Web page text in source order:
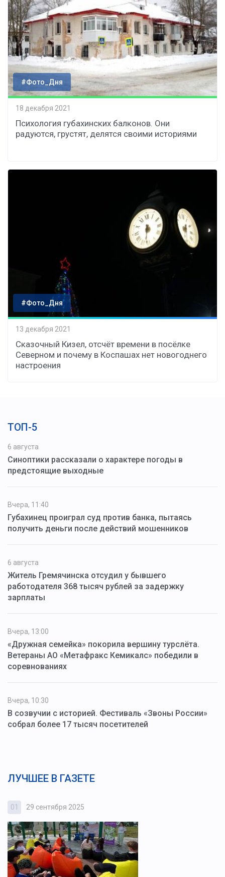
#Фото_Дня
18 декабря 2021
Психология губахинских балконов. Они
радуются, грустят, делятся своими историями
#Фото_Дня
13 декабря 2021
Сказочный Кизел, отсчёт времени в посёлке
Северном и почему в Коспашах нет новогоднего
настроения
ТОП-5
6 августа
Синоптики рассказали о характере погоды в
предстоящие выходные
Вчера, 11:40
Губахинец проиграл суд против банка, пытаясь
получить деньги после действий мошенников
6 августа
Житель Гремячинска отсудил у бывшего
работодателя 368 тысяч рублей за задержку
зарплаты
Вчера, 13:00
«Дружная семейка» покорила вершину турслёта.
Ветераны АО «Метафракс Кемикалс» победили в
соревнованиях
Вчера, 10:30
В созвучии с историей. Фестиваль «Звоны России»
собрал более 17 тысяч посетителей
ЛУЧШЕЕ В ГАЗЕТЕ
01 29 сентября 2025